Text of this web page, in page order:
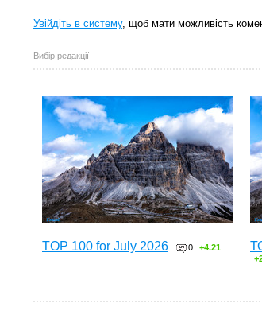
Увійдіть в систему, щоб мати можливість
Вибір редакції
TOP 100 for July 2026 0 +4.21